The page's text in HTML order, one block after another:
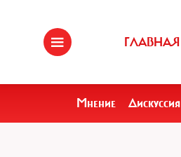
ГЛАВНАЯ
Мнение Дискуссия